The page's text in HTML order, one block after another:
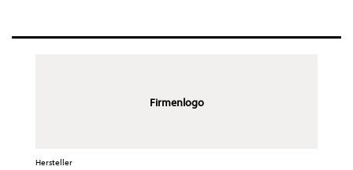
Firmenlogo
Hersteller